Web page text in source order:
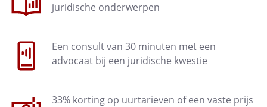
juridische onderwerpen
Een consult van 30 minuten met een
advocaat bij een juridische kwestie
33% korting op uurtarieven of een vaste prijs